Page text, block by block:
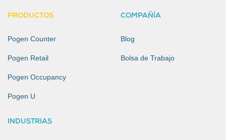
PRODUCTOS
Pogen Counter
Pogen Retail
Pogen Occupancy
Pogen U
INDUSTRIAS
COMPAÑÍA
Blog
Bolsa de Trabajo